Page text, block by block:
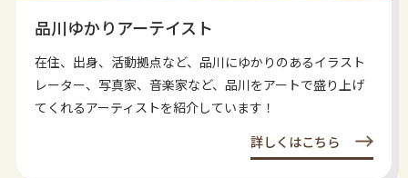
品川ゆかりアーテイスト
在住、出身、活動拠点など、品川にゆかりのあるイラスト
レーター、写真家、音楽家など、品川をアートで盛り上げ
てくれるアーティストを紹介しています！
詳しくはこちら